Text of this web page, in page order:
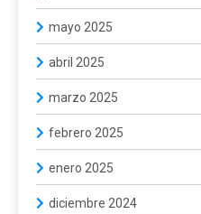
mayo 2025
abril 2025
marzo 2025
febrero 2025
enero 2025
diciembre 2024